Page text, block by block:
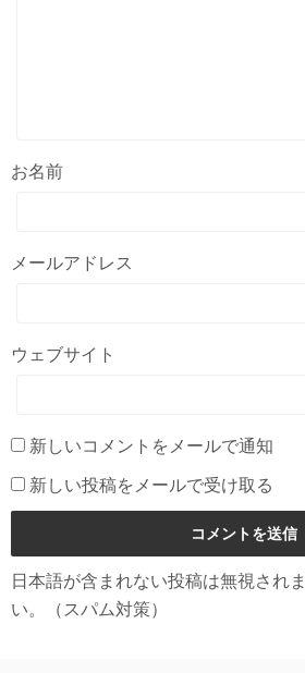
お名前
メールアドレス
ウェブサイト
新しいコメントをメールで通知
新しい投稿をメールで受け取る
日本語が含まれない投稿は無視され
い。（スパム対策）